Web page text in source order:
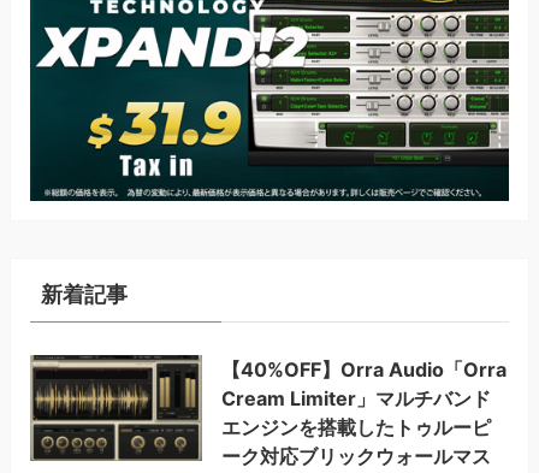
新着記事
【40%OFF】Orra Audio「Orra
Cream Limiter」マルチバンド
エンジンを搭載したトゥルーピ
ーク対応ブリックウォールマス